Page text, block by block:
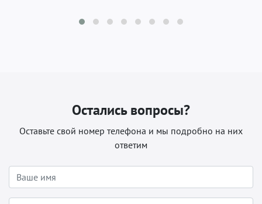
Остались вопросы?
Оставьте свой номер телефона и мы подробно на них
ответим